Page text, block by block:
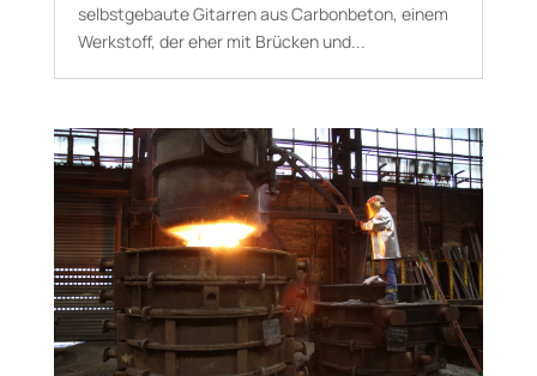
selbstgebaute Gitarren aus Carbonbeton, einem
Werkstoff, der eher mit Brücken und...